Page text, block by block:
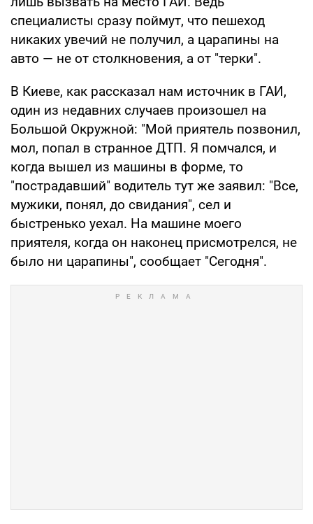
специалисты сразу поймут, что пешеход
никаких увечий не получил, а царапины на
авто — не от столкновения, а от "терки".
В Киеве, как рассказал нам источник в ГАИ,
один из недавних случаев произошел на
Большой Окружной: "Мой приятель позвонил,
мол, попал в странное ДТП. Я помчался, и
когда вышел из машины в форме, то
"пострадавший" водитель тут же заявил: "Все,
мужики, понял, до свидания", сел и
быстренько уехал. На машине моего
приятеля, когда он наконец присмотрелся, не
было ни царапины", сообщает "Сегодня".